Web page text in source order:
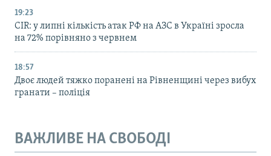
19:23
CIR: у липні кількість атак РФ на АЗС в Україні зросла
на 72% порівняно з червнем
18:57
Двоє людей тяжко поранені на Рівненщині через вибух
гранати – поліція
ВАЖЛИВЕ НА СВОБОДІ